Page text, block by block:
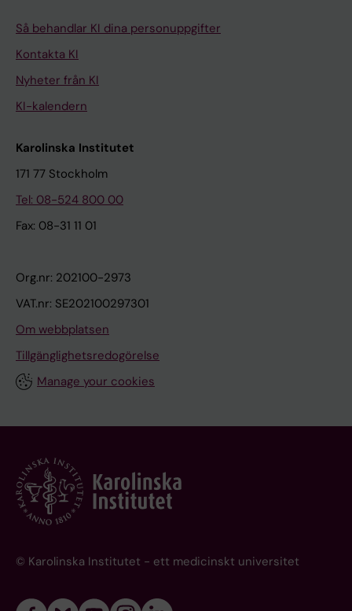
Så behandlar KI dina personuppgifter
Kontakta KI
Nyheter från KI
KI-kalendern
Karolinska Institutet
171 77 Stockholm
Tel: 08-524 800 00
Fax: 08-31 11 01
Org.nr: 202100-2973
VAT.nr: SE202100297301
Om webbplatsen
Tillgänglighetsredogörelse
Manage your cookies
© Karolinska Institutet - ett medicinskt universitet